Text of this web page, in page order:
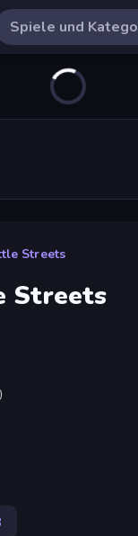
Streets
Streets
)